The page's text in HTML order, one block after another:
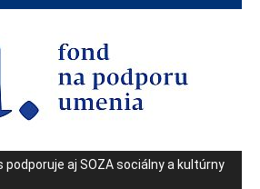
aj SOZA sociálny a kultúrny